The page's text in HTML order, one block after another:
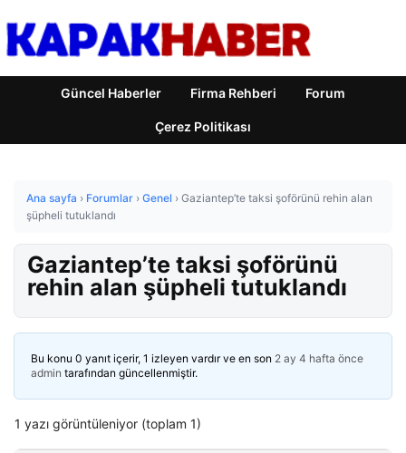
Güncel Haberler Firma Rehberi Forum
Çerez Politikası
Ana sayfa › Forumlar › Genel › Gaziantep’te taksi şoförünü rehin alan
şüpheli tutuklandı
Gaziantep’te taksi şoförünü
rehin alan şüpheli tutuklandı
Bu konu 0 yanıt içerir, 1 izleyen vardır ve en son 2 ay 4 hafta önce
admin tarafından güncellenmiştir.
1 yazı görüntüleniyor (toplam 1)